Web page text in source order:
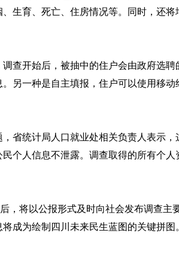
生育、死亡、住房情况等。同时，还
查开始后，被抽中的住户会由政府选
另一种是自主填报，住户可以使用移动
省统计局人口就业处相关负责人表示
个人信息不泄露。调查取得的所有个
，将以公报形式及时向社会发布调查主
成为绘制四川未来民生蓝图的关键拼图